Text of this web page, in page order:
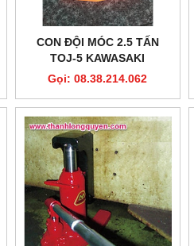
CON ĐỘI MÓC 2.5 TẤN
TOJ-5 KAWASAKI
Gọi: 08.38.214.062